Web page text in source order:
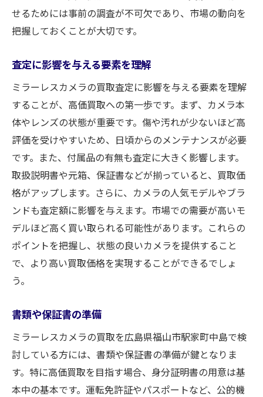
せるためには事前の調査が不可欠であり、市場の動向を
把握しておくことが大切です。
査定に影響を与える要素を理解
ミラーレスカメラの買取査定に影響を与える要素を理解
することが、高価買取への第一歩です。まず、カメラ本
体やレンズの状態が重要です。傷や汚れが少ないほど高
評価を受けやすいため、日頃からのメンテナンスが必要
です。また、付属品の有無も査定に大きく影響します。
取扱説明書や元箱、保証書などが揃っていると、買取価
格がアップします。さらに、カメラの人気モデルやブラ
ンドも査定額に影響を与えます。市場での需要が高いモ
デルほど高く買い取られる可能性があります。これらの
ポイントを把握し、状態の良いカメラを提供すること
で、より高い買取価格を実現することができるでしょ
う。
書類や保証書の準備
ミラーレスカメラの買取を広島県福山市駅家町中島で検
討している方には、書類や保証書の準備が鍵となりま
す。特に高価買取を目指す場合、身分証明書の用意は基
本中の基本です。運転免許証やパスポートなど、公的機